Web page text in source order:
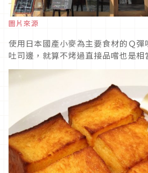
圖片來源
使用日本國產小麥為主要食材的Ｑ彈
吐司邊，就算不烤過直接品嚐也是相